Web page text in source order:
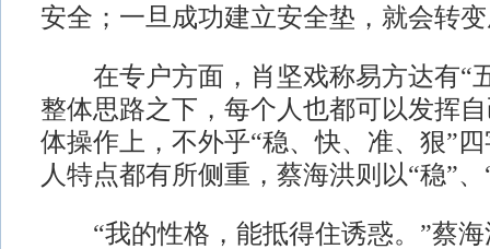
安全；一旦成功建立安全垫，就会转
在专户方面，肖坚戏称易方达有“
整体思路之下，每个人也都可以发挥
体操作上，不外乎“稳、快、准、狠”
人特点都有所侧重，蔡海洪则以“稳”
“我的性格，能抵得住诱惑。”蔡海